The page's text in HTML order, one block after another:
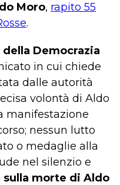
Moro, rapito 55
.
Democrazia
in cui chiede
dalle autorità
volontà di Aldo
manifestazione
nessun lutto
o medaglie alla
nel silenzio e
sulla morte di Aldo